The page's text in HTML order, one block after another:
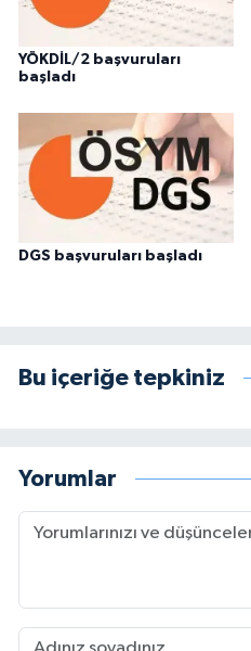
YÖKDİL/2 başvuruları
başladı
DGS başvuruları başladı
Bu içeriğe tepkiniz
Yorumlar